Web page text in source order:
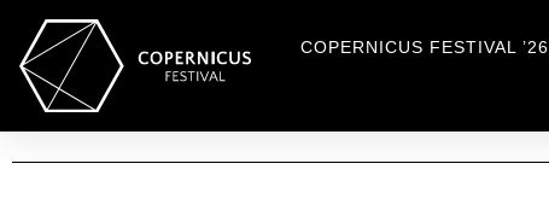
COPERNICUS FESTIVAL ’26